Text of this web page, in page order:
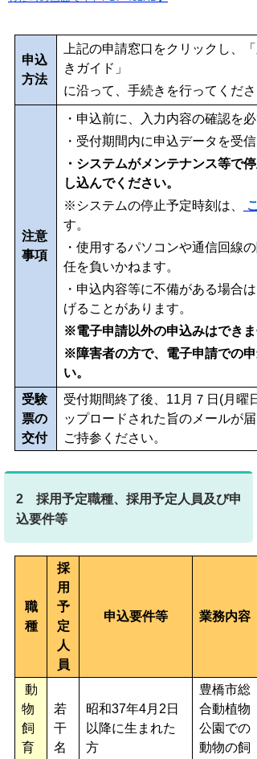
申込
方法
上記の申請窓口をクリックし、
きガイド」
に沿って、手続きを行ってくださ
注意
事項
・申込前に、入力内容の確認を
・受付期間内に申込データを受
・システムがメンテナンス等で
し込んでください。
※システムの停止予定時刻は、
す。
・使用するパソコンや通信回線
任を負いかねます。
・申込内容等に不備がある場合
げることがあります。
※電子申請以外の申込みはできま
※障害者の方で、電子申請での
い。
受験
票の
交付
受付期間終了後、11月７日(月曜
ップロードされた旨のメールが
ご持参ください。
2 採用予定職種、採用予定人員及び申
込要件等
職
種
採
用
予
定
人
員
申込要件等 業務内容
動
物
飼
育
若
干
名
昭和37年4月2日
以降に生まれた
方
豊橋市総
合動植物
公園での
動物の飼